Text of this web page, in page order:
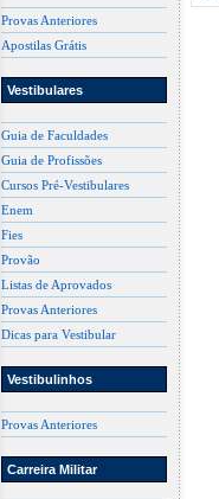
Provas Anteriores
Apostilas Grátis
Vestibulares
Guia de Faculdades
Guia de Profissões
Cursos Pré-Vestibulares
Enem
Fies
Provão
Listas de Aprovados
Provas Anteriores
Dicas para Vestibular
Vestibulinhos
Provas Anteriores
Carreira Militar